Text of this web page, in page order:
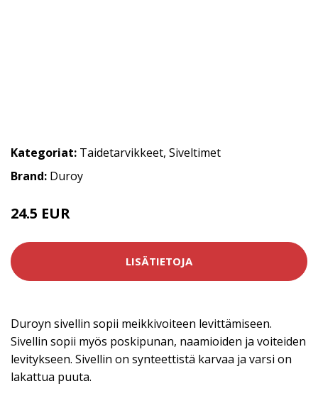
Kategoriat: Taidetarvikkeet, Siveltimet
Brand: Duroy
24.5 EUR
LISÄTIETOJA
Duroyn sivellin sopii meikkivoiteen levittämiseen.
Sivellin sopii myös poskipunan, naamioiden ja voiteiden
levitykseen. Sivellin on synteettistä karvaa ja varsi on
lakattua puuta.